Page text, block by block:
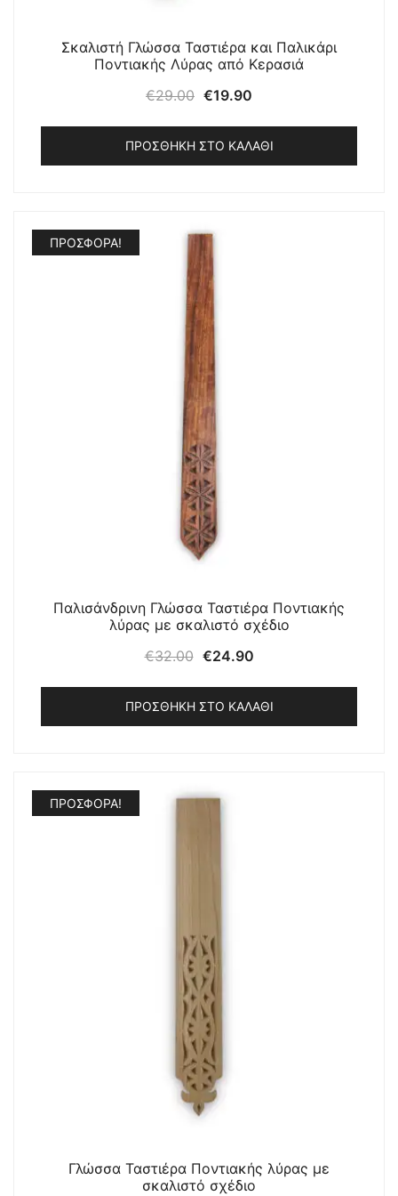
Σκαλιστή Γλώσσα Ταστιέρα και Παλικάρι
Ποντιακής Λύρας από Κερασιά
€29.00 Original
was:
€29.00.
€19.90
τιμή
είναι:
ΠΡΟΣΘΉΚΗ ΣΤΟ ΚΑΛΆΘΙ
ΠΡΟΣΦΟΡΆ!
Παλισάνδρινη Γλώσσα Ταστιέρα Ποντιακής
λύρας με σκαλιστό σχέδιο
€32.00 Original
was:
€32.00.
€24.90Η
τιμή
είναι:
ΠΡΟΣΘΉΚΗ ΣΤΟ ΚΑΛΆΘΙ
ΠΡΟΣΦΟΡΆ!
Γλώσσα Ταστιέρα Ποντιακής λύρας με
σκαλιστό σχέδιο